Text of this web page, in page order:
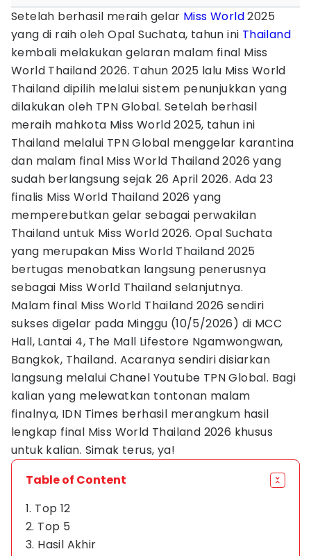
Setelah berhasil meraih gelar Miss World2025
yang di raih oleh Opal Suchata, tahun ini Thailand
kembali melakukan gelaran malam final Miss
World Thailand 2026. Tahun 2025 lalu Miss World
Thailand dipilih melalui sistem penunjukkan yang
dilakukan oleh TPN Global. Setelah berhasil
meraih mahkota Miss World 2025, tahun ini
Thailand melalui TPN Global menggelar karantina
dan malam final Miss World Thailand 2026 yang
sudah berlangsung sejak 26 April 2026. Ada 23
finalis Miss World Thailand 2026 yang
memperebutkan gelar sebagai perwakilan
Thailand untuk Miss World 2026. Opal Suchata
yang merupakan Miss World Thailand 2025
bertugas menobatkan langsung penerusnya
sebagai Miss World Thailand selanjutnya.
Malam final Miss World Thailand 2026 sendiri
sukses digelar pada Minggu (10/5/2026) di MCC
Hall, Lantai 4, The Mall Lifestore Ngamwongwan,
Bangkok, Thailand. Acaranya sendiri disiarkan
langsung melalui Chanel Youtube TPN Global. Bagi
kalian yang melewatkan tontonan malam
finalnya, IDN Times berhasil merangkum hasil
lengkap final Miss World Thailand 2026 khusus
untuk kalian. Simak terus, ya!
Table of Content
1. Top 12
2. Top 5
3. Hasil Akhir